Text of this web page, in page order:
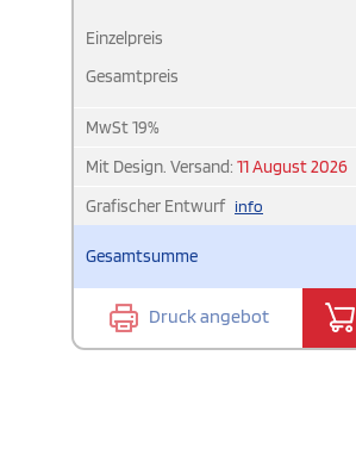
Einzelpreis
Gesamtpreis
MwSt19%
Mit Design. Versand: 11 August 2026
Grafischer Entwurf info
Gesamtsumme
Druck angebot